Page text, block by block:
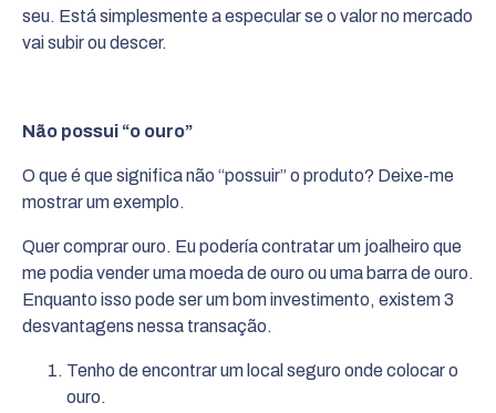
seu. Está simplesmente a especular se o valor no mercado
vai subir ou descer.
Não possui “o ouro”
O que é que significa não “possuir” o produto? Deixe-me
mostrar um exemplo.
Quer comprar ouro. Eu podería contratar um joalheiro que
me podia vender uma moeda de ouro ou uma barra de ouro.
Enquanto isso pode ser um bom investimento, existem 3
desvantagens nessa transação.
Tenho de encontrar um local seguro onde colocar o
ouro.